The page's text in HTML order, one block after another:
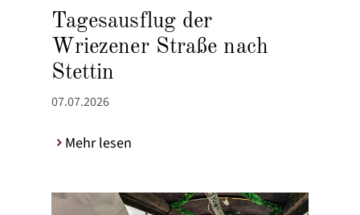
Tagesausflug der
Wriezener Straße nach
Stettin
07.07.2026
Mehr lesen